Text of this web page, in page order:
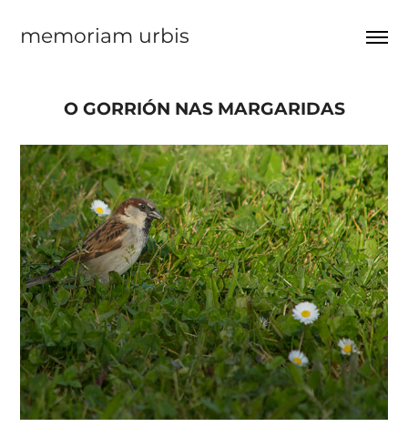
memoriam urbis
O GORRIÓN NAS MARGARIDAS